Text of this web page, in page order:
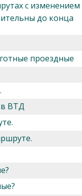
с изменением
до конца
проездные
в ВТД